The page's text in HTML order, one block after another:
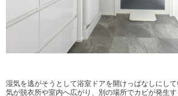
湿気を逃がそうとして浴室ドアを開けっぱなしにし
気が脱衣所や室内へ広がり、別の場所でカビが発生